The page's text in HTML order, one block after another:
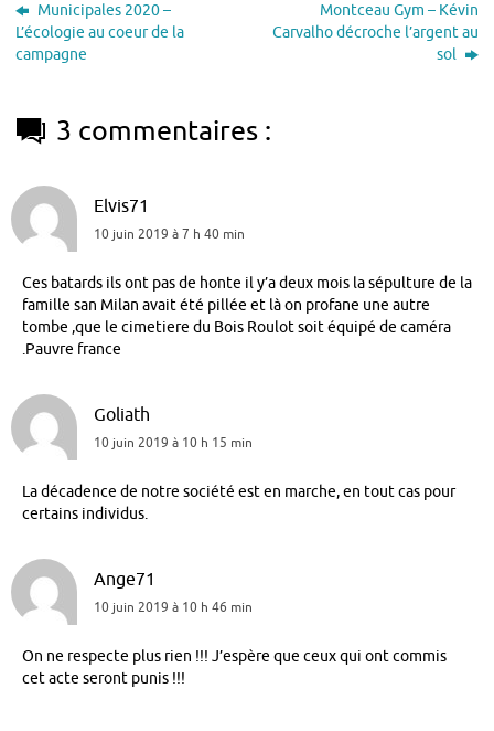
Municipales 2020 –
L’écologie au coeur de la
campagne
Montceau Gym – Kévin
Carvalho décroche l’argent au
sol
3 commentaires :
Elvis71
10 juin 2019 à 7 h 40 min
Ces batards ils ont pas de honte il y’a deux mois la sépulture de la
famille san Milan avait été pillée et là on profane une autre
tombe ,que le cimetiere du Bois Roulot soit équipé de caméra
.Pauvre france
Goliath
10 juin 2019 à 10 h 15 min
La décadence de notre société est en marche, en tout cas pour
certains individus.
Ange71
10 juin 2019 à 10 h 46 min
On ne respecte plus rien !!! J’espère que ceux qui ont commis
cet acte seront punis !!!